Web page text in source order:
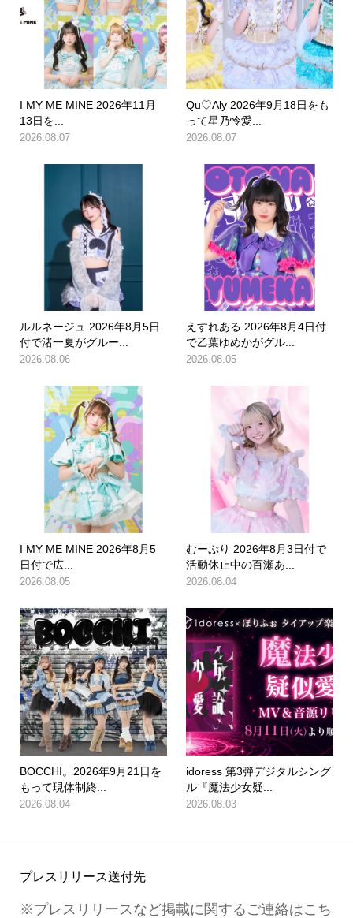
I MY ME MINE 2026年11月
13日を...
2026.08.07
Qu♡Aly 2026年9月18日をも
って星乃怜愛...
2026.08.07
ルルネージュ 2026年8月5日
付で渚一夏がグルー...
2026.08.06
えすれある 2026年8月4日付
で乙葉ゆめかがグル...
2026.08.05
I MY ME MINE 2026年8月5
日付で広...
2026.08.05
むーぷり 2026年8月3日付で
活動休止中の百瀬あ...
2026.08.04
BOCCHI。2026年9月21日を
もって現体制終...
2026.08.04
idoress 第3弾デジタルシング
ル『魔法少女疑...
2026.08.03
プレスリリース送付先
※プレスリリースなど掲載に関するご連絡はこち